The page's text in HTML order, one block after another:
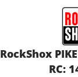
RockShox
RC: